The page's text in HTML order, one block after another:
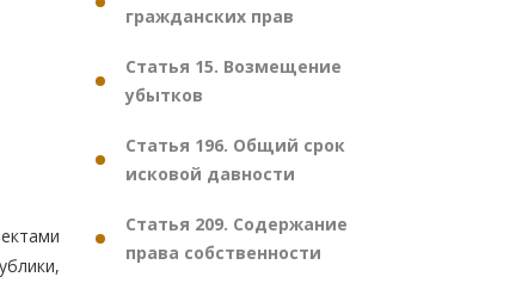
гражданских прав
Статья 15. Возмещение
убытков
Статья 196. Общий срок
исковой давности
Статья 209. Содержание
права собственности